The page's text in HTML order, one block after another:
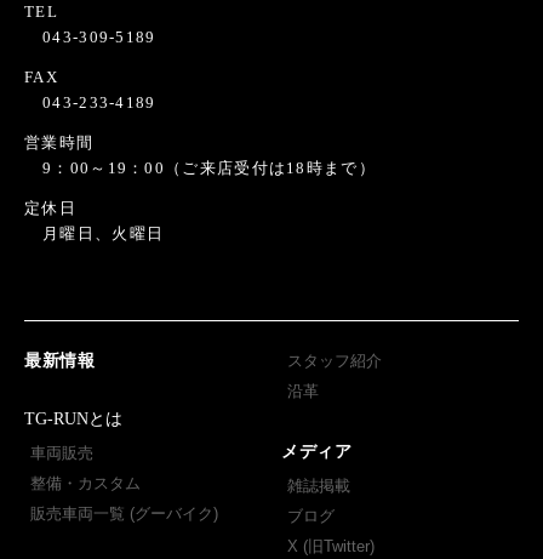
TEL
043-309-5189
FAX
043-233-4189
営業時間
9：00～19：00（ご来店受付は18時まで）
定休日
月曜日、火曜日
最新情報
TG-RUNとは
車両販売
整備・カスタム
販売車両一覧 (グーバイク)
スタッフ紹介
沿革
メディア
雑誌掲載
ブログ
X (旧Twitter)